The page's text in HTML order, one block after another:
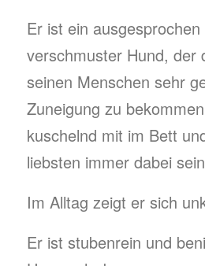
Er ist ein ausgesprochen
verschmuster Hund, der
seinen Menschen sehr
Zuneigung zu
kuschelnd mit im Bett
liebsten immer dabei
Im Alltag zeigt er sich
Er ist stubenrein und